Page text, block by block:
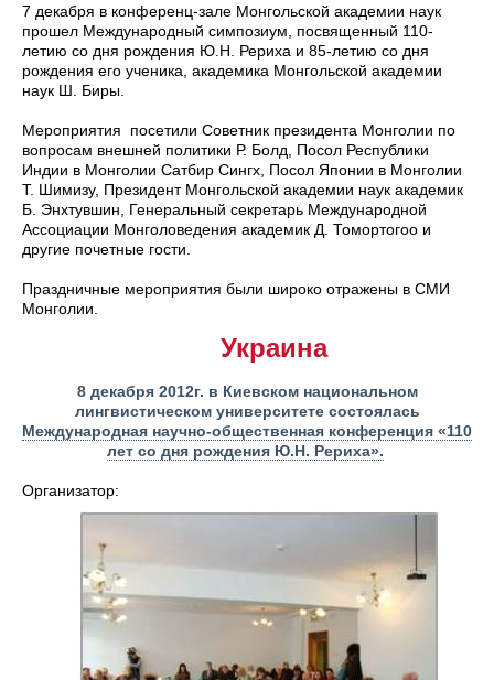
7 декабря в конференц-зале Монгольской академии наук
прошел Международный симпозиум, посвященный 110-
летию со дня рождения Ю.Н. Рериха и 85-летию со дня
рождения его ученика, академика Монгольской академии
наук Ш. Биры.
Мероприятия посетили Советник президента Монголии по
вопросам внешней политики Р. Болд, Посол Республики
Индии в Монголии Сатбир Сингх, Посол Японии в Монголии
Т. Шимизу, Президент Монгольской академии наук академик
Б. Энхтувшин, Генеральный секретарь Международной
Ассоциации Монголоведения академик Д. Томортогоо и
другие почетные гости.
Праздничные мероприятия были широко отражены в СМИ
Монголии.
Украина
8 декабря 2012г. в Киевском национальном
лингвистическом университете состоялась
Международная научно-общественная конференция «110
лет со дня рождения Ю.Н. Рериха».
Организатор: